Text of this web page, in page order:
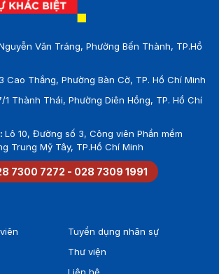
Văn Tráng, Phường Bến Thành, TP.Hồ
Cao Thắng, Phường Bàn Cờ, TP. Hồ Chí Minh
1 Thành Thái, Phường Diên Hồng, TP. Hồ Chí
Lô 10, Đường số 3, Công viên Phần mềm
Trung Mỹ Tây, TP.Hồ Chí Minh
7300 7272 - 028 7309 1991
Tuyển dụng nhân sự
Thư viện